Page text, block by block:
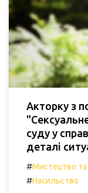
Акторку з
суду у
деталі
#Мистецтво та
#Насильство